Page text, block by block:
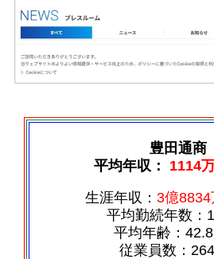
豊田通商
平均年収： 1114
生涯年収： 3億8834
平均勤続年数：
平均年齢：
従業員数：